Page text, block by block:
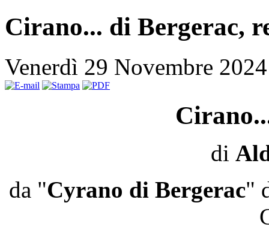
Cirano... di Bergerac,
Venerdì 29 Novembre
di
da "Cyrano di Bergerac"